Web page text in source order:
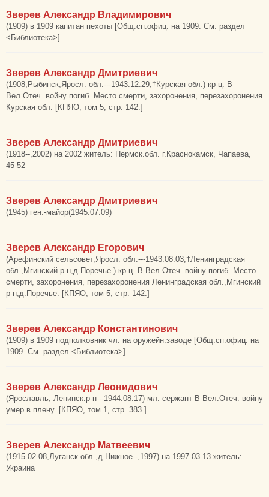
Зверев Александр Владимирович
(1909) в 1909 капитан пехоты [Общ.сп.офиц. на 1909. См. раздел
<Библиотека>]
Зверев Александр Дмитриевич
(1908,Рыбинск,Яросл. обл.---1943.12.29,†Курская обл.) кр-ц. В
Вел.Отеч. войну погиб. Место смерти, захоронения, перезахоронения
Курская обл. [КПЯО, том 5, стр. 142.]
Зверев Александр Дмитриевич
(1918--,2002) на 2002 житель: Пермск.обл. г.Краснокамск, Чапаева,
45-52
Зверев Александр Дмитриевич
(1945) ген.-майор(1945.07.09)
Зверев Александр Егорович
(Арефинский сельсовет,Яросл. обл.---1943.08.03,†Ленинградская
обл.,Мгинский р-н,д.Поречье.) кр-ц. В Вел.Отеч. войну погиб. Место
смерти, захоронения, перезахоронения Ленинградская обл.,Мгинский
р-н,д.Поречье. [КПЯО, том 5, стр. 142.]
Зверев Александр Константинович
(1909) в 1909 подполковник чл. на оружейн.заводе [Общ.сп.офиц. на
1909. См. раздел <Библиотека>]
Зверев Александр Леонидович
(Ярославль, Ленинск.р-н---1944.08.17) мл. сержант В Вел.Отеч. войну
умер в плену. [КПЯО, том 1, стр. 383.]
Зверев Александр Матвеевич
(1915.02.08,Луганск.обл.,д.Нижное--,1997) на 1997.03.13 житель:
Украина